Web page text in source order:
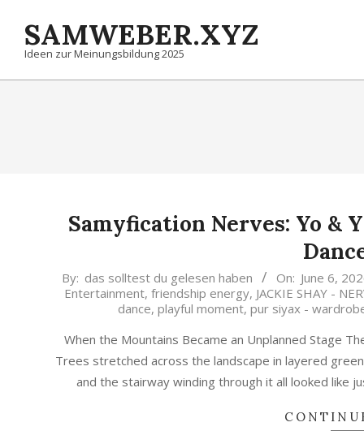
contentSAMWEBER.XYZ
Ideen zur Meinungsbildung 2025
Samyfication Nerves: Yo &
2026-
06-
By: das solltest du gelesen haben On: June 6,
Entertainment, friendship energy, JACKIE SHAY -
dance, playful moment, pur siyax -
When the Mountains Became an Unplanned Stage
Trees stretched across the landscape in layered
and the stairway winding through it all looked like